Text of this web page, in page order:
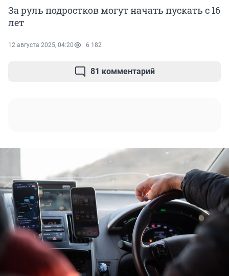
За руль подростков могут начать пускать с 16
лет
12 августа 2025, 04:20 6 182
81 комментарий